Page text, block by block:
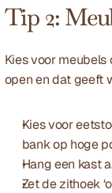
Tip 2:
Kies voor
open en dat geeft
Kies voor
bank op hoge
Hang een kast
Zet de zithoek